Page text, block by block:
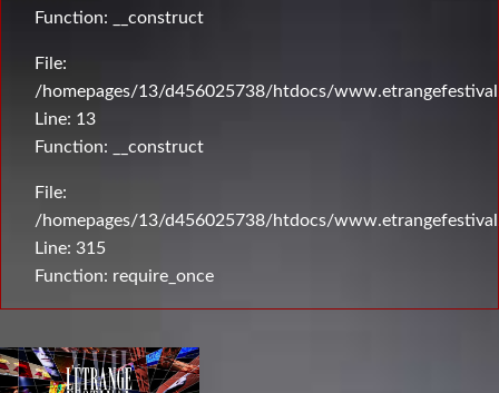
Function: __construct
File:
/homepages/13/d456025738/htdocs/
Line: 13
Function: __construct
File:
/homepages/13/d456025738/htdocs/
Line: 315
Function: require_once